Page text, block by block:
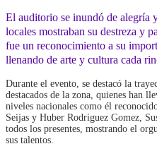
El auditorio se inundó de alegría
locales mostraban su destreza y
fue un reconocimiento a su
llenando de arte y cultura cada
Durante el evento, se destacó la
destacados de la zona, quienes han
niveles nacionales como él
Seijas y Huber Rodriguez Gomez,
todos los presentes, mostrando el
sus talentos.